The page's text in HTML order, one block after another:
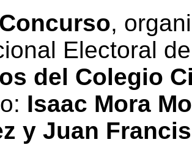
,
Electoral
del Colegio
Isaac Mora
y Juan